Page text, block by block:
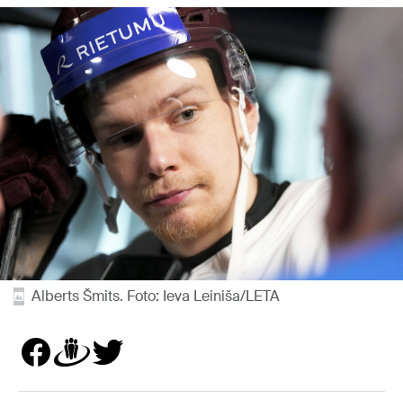
Alberts Šmits. Foto: Ieva Leiniša/LETA